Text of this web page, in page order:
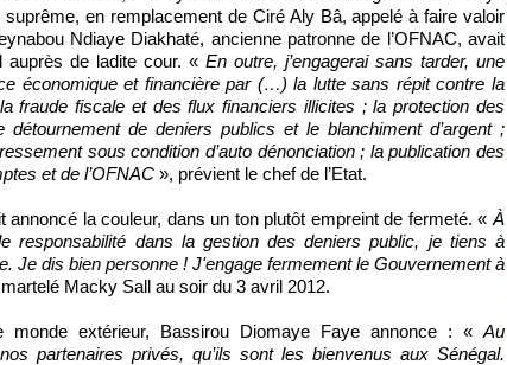
en remplacement de Ciré Aly Bâ, appelé à faire valoir
Ndiaye Diakhaté, ancienne patronne de l’OFNAC, avait
auprès de ladite cour. « En outre, j’engagerai sans tarder, une
économique et financière par (…) la lutte sans répit contre la
fraude fiscale et des flux financiers illicites ; la protection des
de deniers publics et le blanchiment d’argent ;
sous condition d’auto dénonciation ; la publication des
et de l’OFNAC », prévient le chef de l’Etat.
la couleur, dans un ton plutôt empreint de fermeté. « À
responsabilité dans la gestion des deniers public, je tiens à
Je dis bien personne ! J'engage fermement le Gouvernement à
Macky Sall au soir du 3 avril 2012.
extérieur, Bassirou Diomaye Faye annonce : « Au
partenaires privés, qu’ils sont les bienvenus aux Sénégal.